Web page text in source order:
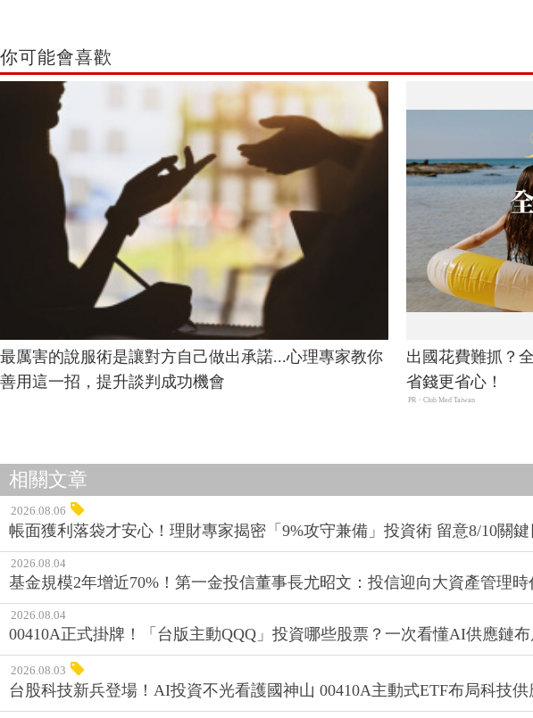
你可能會喜歡
最厲害的說服術是讓對方自己做出承諾...心理專家教你
善用這一招，提升談判成功機會
出國花費難抓？
省錢更省心！
PR・Club Med Taiwan
相關文章
2026.08.06
帳面獲利落袋才安心！理財專家揭密「9%攻守兼備」投資術 留意8/10關鍵
2026.08.04
基金規模2年增近70%！第一金投信董事長尤昭文：投信迎向大資產管理時
2026.08.04
00410A正式掛牌！「台版主動QQQ」投資哪些股票？一次看懂AI供應鏈布
2026.08.03
台股科技新兵登場！AI投資不光看護國神山 00410A主動式ETF布局科技